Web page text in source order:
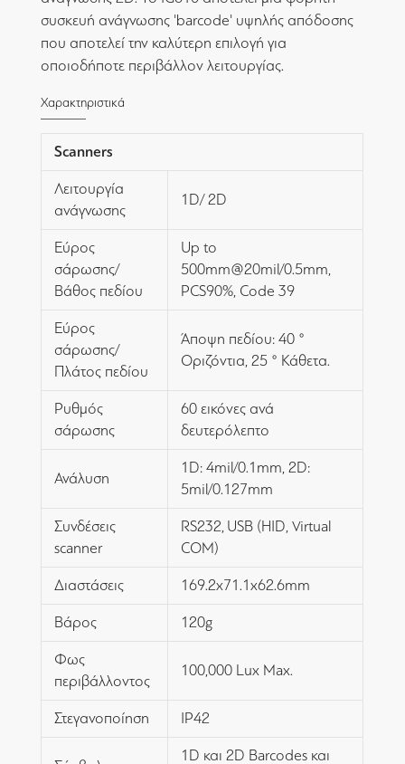
συσκευή ανάγνωσης 'barcode' υψηλής απόδοσης
που αποτελεί την καλύτερη επιλογή για
οποιοδήποτε περιβάλλον λειτουργίας.
Χαρακτηριστικά
Scanners
Λειτουργία
ανάγνωσης
1D/ 2D
Εύρος
σάρωσης/
Βάθος πεδίου
Up to
500mm@20mil/0.5mm,
PCS90%, Code 39
Εύρος
σάρωσης/
Πλάτος πεδίου
Άποψη πεδίου: 40 °
Οριζόντια, 25 ° Κάθετα.
Ρυθμός
σάρωσης
60 εικόνες ανά
δευτερόλεπτο
Ανάλυση
1D: 4mil/0.1mm, 2D:
5mil/0.127mm
Συνδέσεις
scanner
RS232, USB (HID, Virtual
COM)
Διαστάσεις 169.2x71.1x62.6mm
Βάρος 120g
Φως
περιβάλλοντος
100,000 Lux Max.
Στεγανοποίηση IP42
1D και 2D Barcodes και